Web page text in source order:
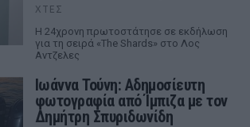
ΧΤΕΣ
Η 24χρονη πρωτοστάτησε σε εκδήλωση
για τη σειρά «The Shards» στο Λος
Αντζελες
Ιωάννα Τούνη: Αδημοσίευτη
φωτογραφία από Ίμπιζα με τον
Δημήτρη Σπυριδωνίδη